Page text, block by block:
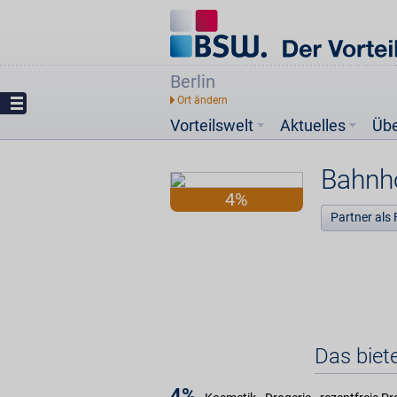
Berlin
Vorteilswelt Aktuelles
4%
Partner als
Das